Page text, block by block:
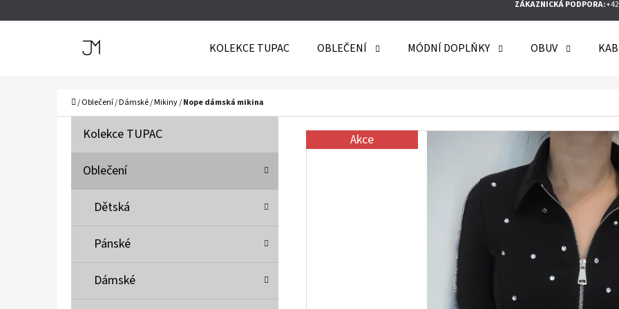
ZÁKAZNICKÁ PODPORA:
KOLEKCE TUPAC OBLEČENÍ MÓDNÍ DOPLŇKY OBUV
Domů
/Oblečení/Dámské/Mikiny/Nope dámská mikina
Přeskočit
K Kolekce TUPAC
Oblečení
Dětská
Pánské
Dámské
Akce HLEDAT
DOPORUČUJEME